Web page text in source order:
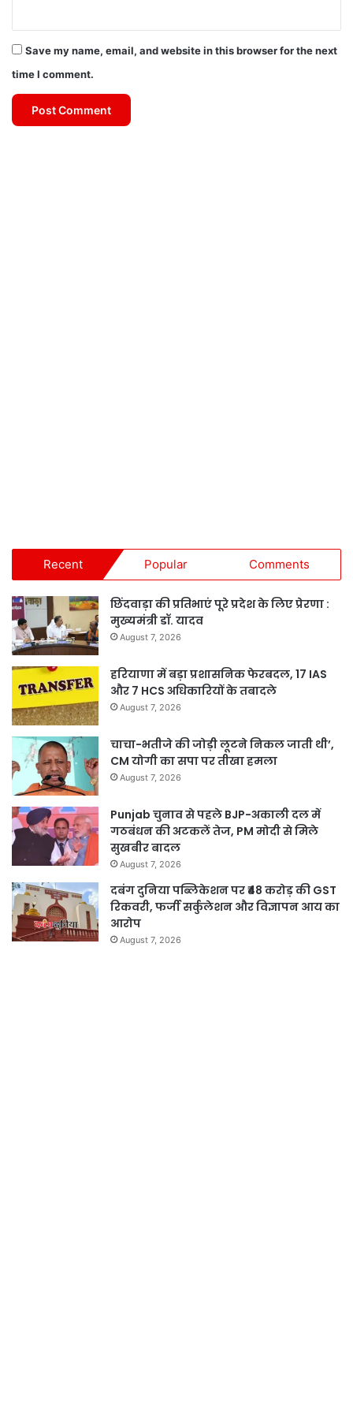
Save my name, email, and website in this browser for the next
time I comment.
Recent Popular Comments
छिंदवाड़ा की प्रतिभाएं पूरे प्रदेश के लिए प्रेरणा :
मुख्यमंत्री डॉ. यादव
August 7, 2026
हरियाणा में बड़ा प्रशासनिक फेरबदल, 17 IAS
और 7 HCS अधिकारियों के तबादले
August 7, 2026
चाचा-भतीजे की जोड़ी लूटने निकल जाती थी’,
CM योगी का सपा पर तीखा हमला
August 7, 2026
Punjab चुनाव से पहले BJP-अकाली दल में
गठबंधन की अटकलें तेज, PM मोदी से मिले
सुखबीर बादल
August 7, 2026
दबंग दुनिया पब्लिकेशन पर ₹48 करोड़ की GST
रिकवरी, फर्जी सर्कुलेशन और विज्ञापन आय का
आरोप
August 7, 2026